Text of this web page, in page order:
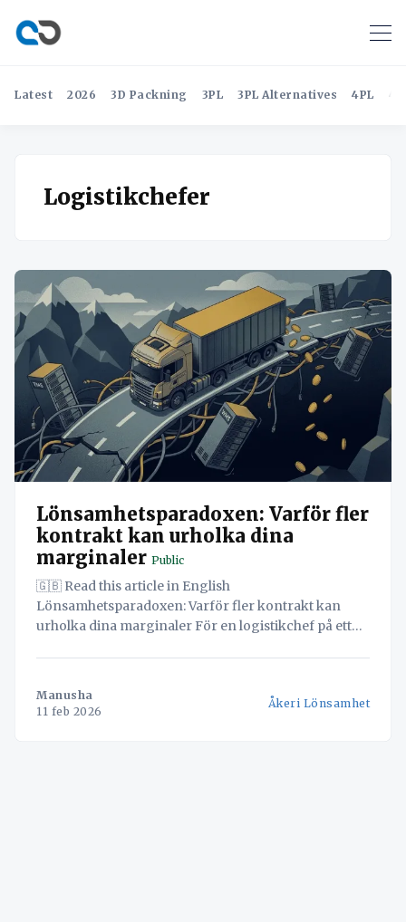
Latest 2026 3D Packning 3PL 3PL Alternatives 4PL
Logistikchefer
Lönsamhetsparadoxen: Varför fler
kontrakt kan urholka dina
marginaler Public
🇬🇧 Read this article in English
Lönsamhetsparadoxen: Varför fler kontrakt kan
urholka dina marginaler För en logistikchef på ett
utmaningar logistikchefer står
Manusha
11 feb 2026
Åkeri Lönsamhet